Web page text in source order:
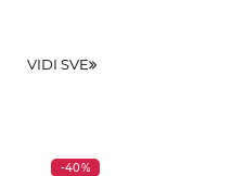
VIDI SVE
-40%